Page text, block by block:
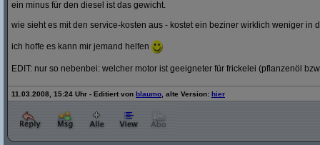
ein minus für den diesel ist das gewicht.
wie sieht es mit den service-kosten aus - kostet ein beziner wirklich weniger in
ich hoffe es kann mir jemand helfen
EDIT: nur so nebenbei: welcher motor ist geeigneter für frickelei (pflanzenöl
11.03.2008, 15:24 Uhr - Editiert von blaumo , alte Version: hier